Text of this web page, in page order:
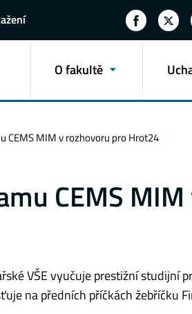
O fakultě
CEMS MIM v rozhovoru pro Hrot24
CEMS
VŠE vyučuje prestižní studijní
na předních příčkách žebříčku